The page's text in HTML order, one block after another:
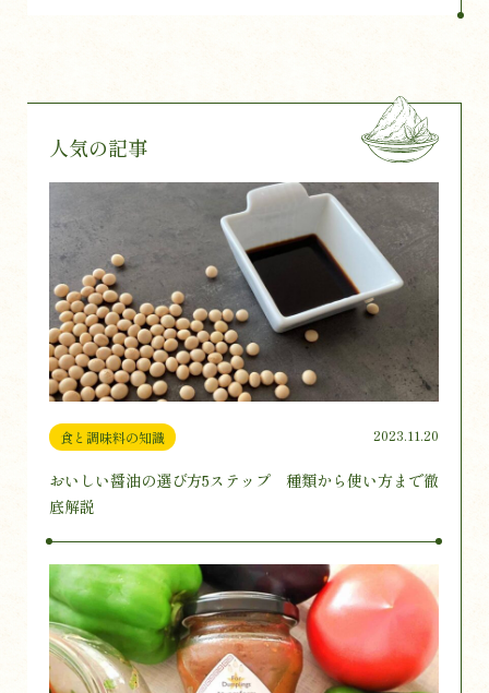
人気の記事
食と調味料の知識 2023.11.20
おいしい醤油の選び方5ステップ 種類から使い方まで徹
底解説